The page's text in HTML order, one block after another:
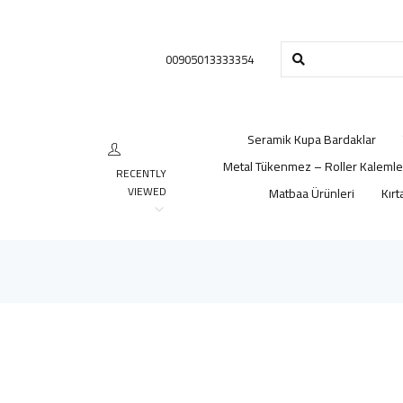
00905013333354
Seramik Kupa Bardaklar
Metal Tükenmez – Roller
Matbaa Ürünleri
RECENTLY
VIEWED